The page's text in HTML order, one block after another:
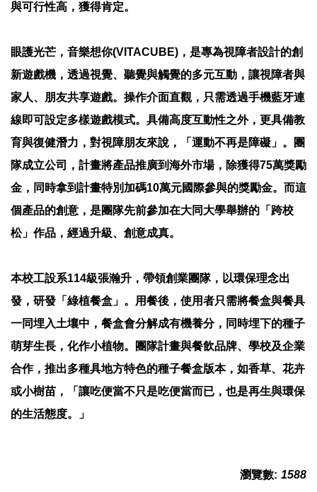
與可行性高，獲得肯定。
眼護光芒，音樂想你(VITACUBE)，是專為視障者設計的創
新遊戲機，透過視覺、聽覺與觸覺的多元互動，讓視障者與
家人、朋友共享遊戲。操作介面直觀，只需透過手機藍牙連
線即可設定多樣遊戲模式。具備高度互動性之外，更具備教
育與復健潛力，對視障朋友來說，「運動不再是障礙」。團
隊成立公司，計畫將產品推廣到海外市場，除獲得75萬獎勵
金，同時拿到計畫特別加碼10萬元國際參與的獎勵金。而這
個產品的創意，是團隊先前參加在大同大學舉辦的「跨校
松」作品，經過升級、創意成真。
本校工設系114級張瀚升，帶領創業團隊，以環保理念出
發，研發「綠植餐盒」。用餐後，使用者只需將餐盒與餐具
一同埋入土壤中，餐盒會分解成有機養分，同時埋下的種子
萌芽生長，化作小植物。團隊計畫與餐飲品牌、學校及企業
合作，推出多種具地方特色的種子餐盒版本，如香草、花卉
或小樹苗，「讓吃便當不只是吃便當而已，也是再生與環保
的生活態度。」
瀏覽數: 1588